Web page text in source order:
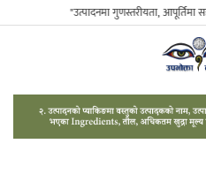
"उत्पादनमा गुणस्तरीयता, आपूर्तिमा